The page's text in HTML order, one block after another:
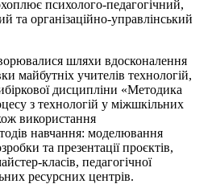
психолого-педагогічний,
та організаційно-управлінський
шляхи вдосконалення
майбутніх учителів технологій,
дисципліни «Методика
з технологій у міжшкільних
використання
навчання: моделювання
та презентації проєктів,
класів, педагогічної
ресурсних центрів.